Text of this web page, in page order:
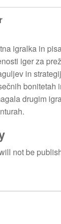
igralka in
iger za
in
bonitetah
drugim
not be